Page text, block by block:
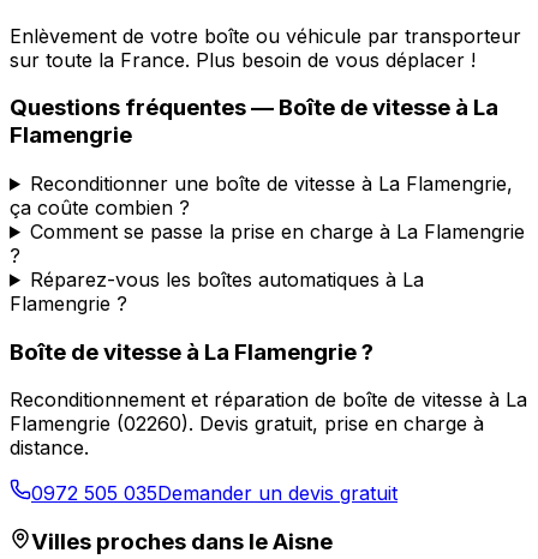
Enlèvement de votre boîte ou véhicule par transporteur
sur toute la France. Plus besoin de vous déplacer !
Questions fréquentes — Boîte de vitesse à La
Flamengrie
Reconditionner une boîte de vitesse à La Flamengrie,
ça coûte combien ?
Comment se passe la prise en charge à La Flamengrie
?
Réparez-vous les boîtes automatiques à La
Flamengrie ?
Boîte de vitesse à La Flamengrie?
Reconditionnement et réparation de boîte de vitesse à La
Flamengrie (02260). Devis gratuit, prise en charge à
distance.
0972 505 035Demander un devis gratuit
Villes proches dans leAisne